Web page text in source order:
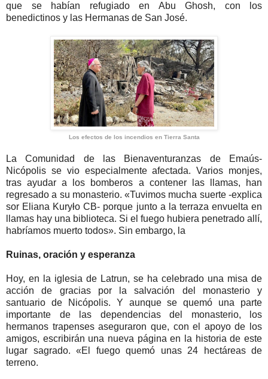
que se habían refugiado en Abu Ghosh, con los
benedictinos y las Hermanas de San José.
Los efectos de los incendios en Tierra Santa
La Comunidad de las Bienaventuranzas de Emaús-
Nicópolis se vio especialmente afectada. Varios monjes,
tras ayudar a los bomberos a contener las llamas, han
regresado a su monasterio. «Tuvimos mucha suerte -explica
sor Eliana Kuryło CB- porque junto a la terraza envuelta en
llamas hay una biblioteca. Si el fuego hubiera penetrado allí,
habríamos muerto todos». Sin embargo, la
Ruinas, oración y esperanza
Hoy, en la iglesia de Latrun, se ha celebrado una misa de
acción de gracias por la salvación del monasterio y
santuario de Nicópolis. Y aunque se quemó una parte
importante de las dependencias del monasterio, los
hermanos trapenses aseguraron que, con el apoyo de los
amigos, escribirán una nueva página en la historia de este
lugar sagrado. «El fuego quemó unas 24 hectáreas de
terreno.